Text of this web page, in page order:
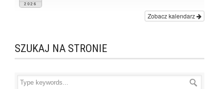
2026
Zobacz kalendarz
SZUKAJ NA STRONIE